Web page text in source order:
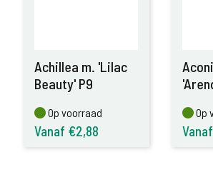
Achillea m. 'Lilac
Beauty' P9
Op voorraad
Op voorraad
Vanaf €2,88
Op
Op